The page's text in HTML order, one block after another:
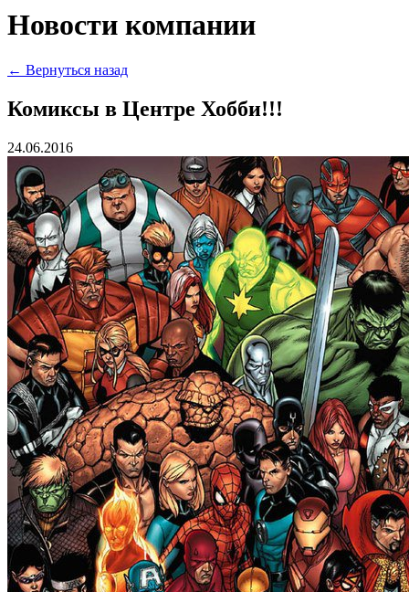
Новости компании
← Вернуться назад
Комиксы в Центре Хобби!!!
24.06.2016